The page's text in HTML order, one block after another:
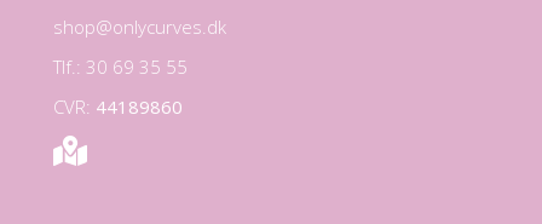
shop@onlycurves.dk
Tlf.: 30 69 35 55
CVR: 44189860
